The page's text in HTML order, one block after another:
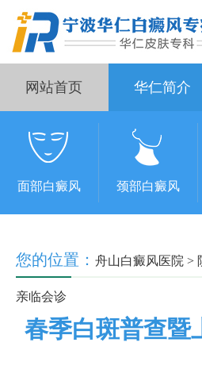
网站首页 华仁简介
面部白癜风 颈部白癜风
您的位置： 舟山白癜风医院 >
亲临会诊
春季白斑普查